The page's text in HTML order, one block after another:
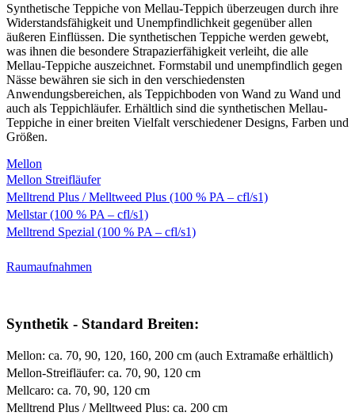
Synthetische Teppiche von Mellau-Teppich überzeugen durch ihre
Widerstandsfähigkeit und Unempfindlichkeit gegenüber allen
äußeren Einflüssen. Die synthetischen Teppiche werden gewebt,
was ihnen die besondere Strapazierfähigkeit verleiht, die alle
Mellau-Teppiche auszeichnet. Formstabil und unempfindlich gegen
Nässe bewähren sie sich in den verschiedensten
Anwendungsbereichen, als Teppichboden von Wand zu Wand und
auch als Teppichläufer. Erhältlich sind die synthetischen Mellau-
Teppiche in einer breiten Vielfalt verschiedener Designs, Farben und
Größen.
Mellon
Mellon Streifläufer
Melltrend Plus / Melltweed Plus (100 % PA – cfl/s1)
Mellstar (100 % PA – cfl/s1)
Melltrend Spezial (100 % PA – cfl/s1)
Raumaufnahmen
Synthetik - Standard Breiten:
Mellon: ca. 70, 90, 120, 160, 200 cm (auch Extramaße erhältlich)
Mellon-Streifläufer: ca. 70, 90, 120 cm
Mellcaro: ca. 70, 90, 120 cm
Melltrend Plus / Melltweed Plus: ca. 200 cm